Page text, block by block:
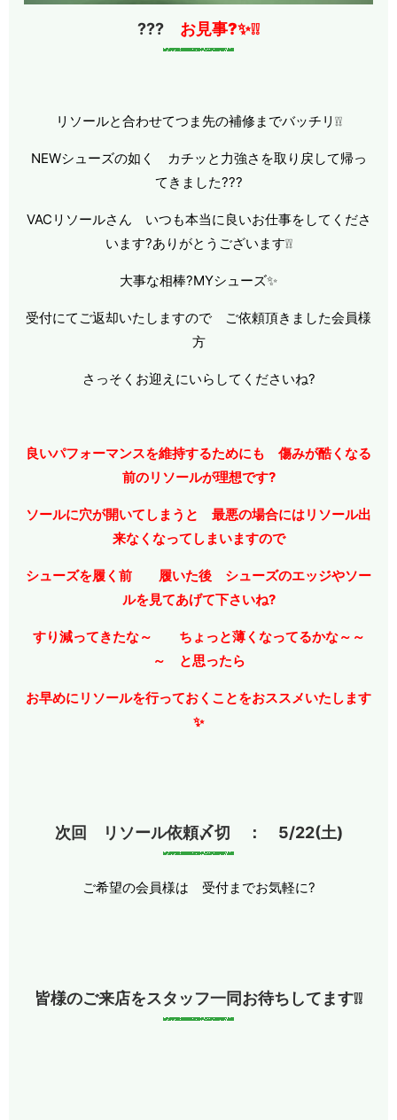
??? お見事?✨❕❕
リソールと合わせてつま先の補修までバッチリ❕❕
NEWシューズの如く カチッと力強さを取り戻して帰っ
てきました???
VACリソールさん いつも本当に良いお仕事をしてくださ
います?ありがとうございます❕❕
大事な相棒?MYシューズ✨
受付にてご返却いたしますので ご依頼頂きました会員様
方
さっそくお迎えにいらしてくださいね?
良いパフォーマンスを維持するためにも 傷みが酷くなる
前のリソールが理想です?
ソールに穴が開いてしまうと 最悪の場合にはリソール出
来なくなってしまいますので
シューズを履く前 履いた後 シューズのエッジやソー
ルを見てあげて下さいね?
すり減ってきたな～ ちょっと薄くなってるかな～～
～ と思ったら
お早めにリソールを行っておくことをおススメいたします
✨
次回 リソール依頼〆切 ： 5/22(土)
ご希望の会員様は 受付までお気軽に?
皆様のご来店をスタッフ一同お待ちしてます❕❕